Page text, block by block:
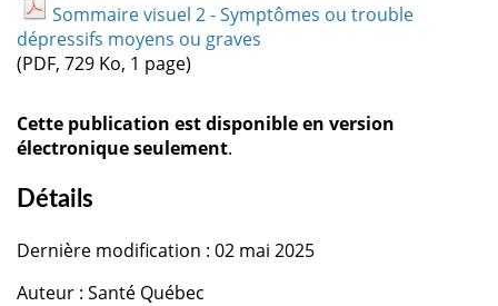
Sommaire visuel 2 - Symptômes ou trouble
dépressifs moyens ou graves
(PDF, 729 Ko, 1 page)
Cette publication est disponible en version
électronique seulement.
Détails
Dernière modification : 02 mai 2025
Auteur : Santé Québec